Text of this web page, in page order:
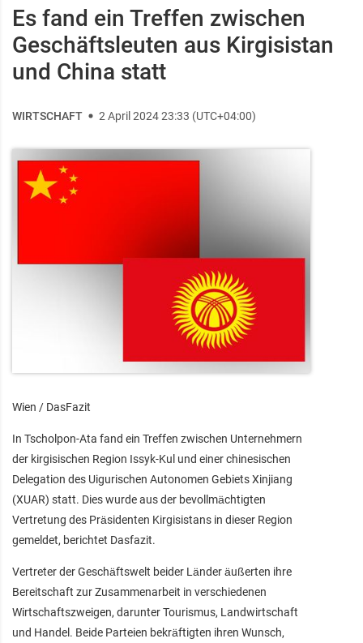
Es fand ein Treffen zwischen
Geschäftsleuten aus Kirgisistan
und China statt
WIRTSCHAFT 2 April 2024 23:33 (UTC+04:00)
Wien / DasFazit
In Tscholpon-Ata fand ein Treffen zwischen Unternehmern
der kirgisischen Region Issyk-Kul und einer chinesischen
Delegation des Uigurischen Autonomen Gebiets Xinjiang
(XUAR) statt. Dies wurde aus der bevollmächtigten
Vertretung des Präsidenten Kirgisistans in dieser Region
gemeldet, berichtet Dasfazit.
Vertreter der Geschäftswelt beider Länder äußerten ihre
Bereitschaft zur Zusammenarbeit in verschiedenen
Wirtschaftszweigen, darunter Tourismus, Landwirtschaft
und Handel. Beide Parteien bekräftigten ihren Wunsch,